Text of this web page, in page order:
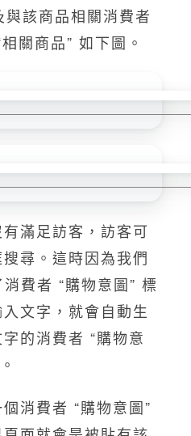
與該商品相關消費者
關商品” 如下圖。
滿足訪客，訪客可
尋。這時因為我們
費者 “購物意圖” 標
文字，就會自動生
的消費者 “購物意
消費者 “購物意圖”